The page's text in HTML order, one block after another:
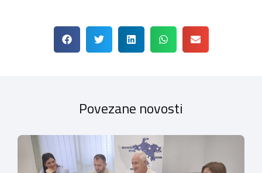
Povezane novosti